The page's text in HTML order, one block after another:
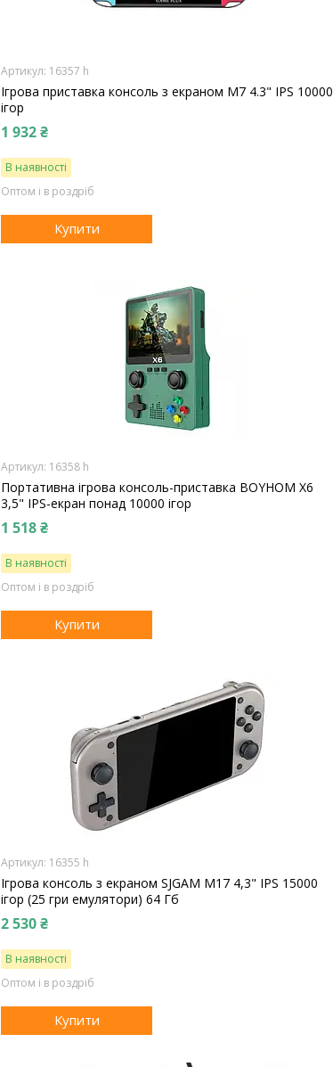
16357 h
Ігрова приставка консоль з екраном M7 4.3" IPS 10000
ігор
1 932 ₴
В наявності
Оптом і в роздріб
Купити
16358 h
Портативна ігрова консоль-приставка BOYHOM X6
3,5" IPS-екран понад 10000 ігор
1 518 ₴
В наявності
Оптом і в роздріб
Купити
16355 h
Ігрова консоль з екраном SJGAM M17 4,3" IPS 15000
ігор (25 гри емулятори) 64 Гб
2 530 ₴
В наявності
Оптом і в роздріб
Купити